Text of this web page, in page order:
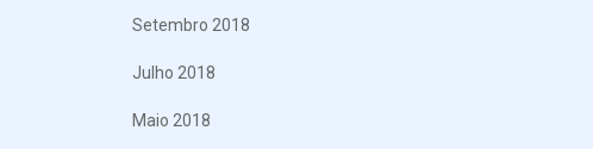
Setembro 2018
Julho 2018
Maio 2018